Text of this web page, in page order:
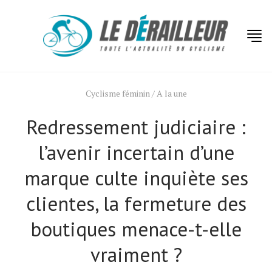
Cyclisme féminin/A la une
Redressement judiciaire :
l’avenir incertain d’une
marque culte inquiète ses
clientes, la fermeture des
boutiques menace-t-elle
vraiment ?